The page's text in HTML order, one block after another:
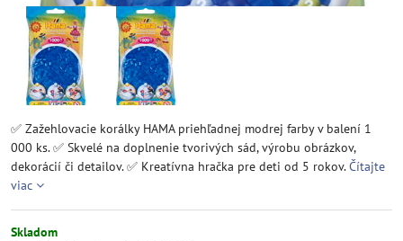
✅ Zažehlovacie korálky HAMA priehľadnej modrej farby v balení 1
000 ks. ✅ Skvelé na doplnenie tvorivých sád, výrobu obrázkov,
dekorácií či detailov. ✅ Kreatívna hračka pre deti od 5 rokov.Čítajte
viac
Skladom